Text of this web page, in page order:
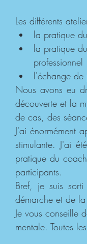
Les différents
la pratique
la pratique
professionnel
l'échange de
Nous avons eu
découverte et la
de cas, des
J'ai énormément
stimulante. J'ai
pratique du
participants.
Bref, je suis
démarche et de
Je vous conseille
mentale. Toutes